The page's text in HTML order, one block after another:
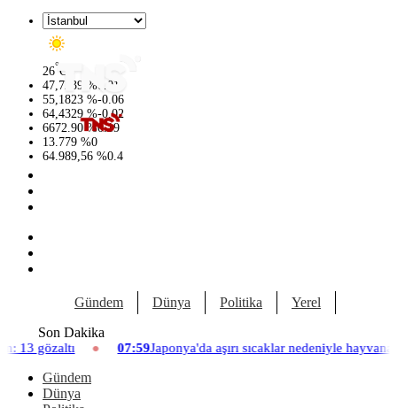
26°C
47,7239 %0.01
55,1823 %-0.06
64,4329 %-0.02
6672.90 %0.19
13.779 %0
64.989,56 %0.4
Gündem Dünya Politika Yerel
Son Dakika
07:59Japonya'da aşırı sıcaklar nedeniyle hayvanat bahçesinde üç
Gündem
Dünya